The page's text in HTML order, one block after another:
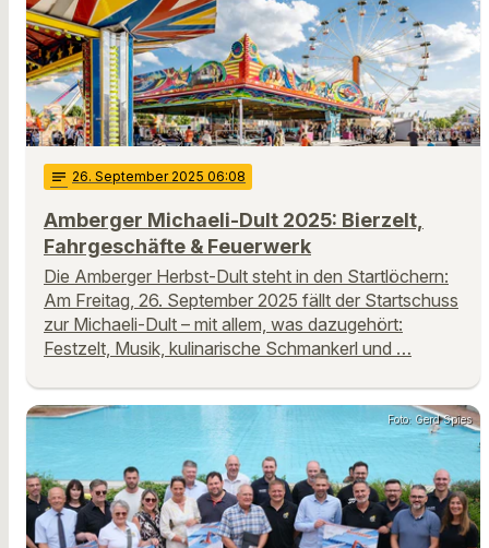
notes 26. September 2025 06:08
Amberger Michaeli-Dult 2025: Bierzelt,
Fahrgeschäfte & Feuerwerk
Die Amberger Herbst-Dult steht in den Startlöchern:
Am Freitag, 26. September 2025 fällt der Startschuss
zur Michaeli-Dult – mit allem, was dazugehört:
Festzelt, Musik, kulinarische Schmankerl und …
Foto: Gerd Spies